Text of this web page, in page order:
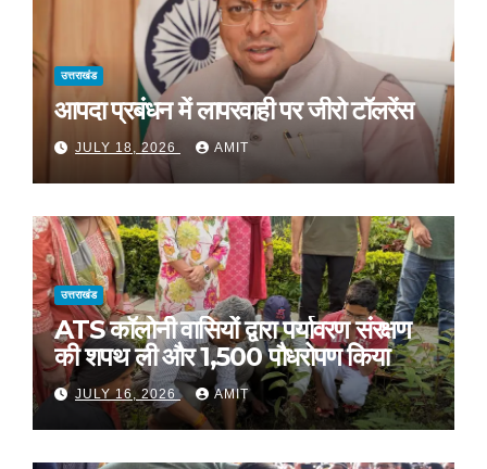
उत्तराखंड
आपदा प्रबंधन में लापरवाही पर जीरो टॉलरेंस
JULY 18, 2026 AMIT
उत्तराखंड
ATS कॉलोनी वासियों द्वारा पर्यावरण संरक्षण
की शपथ ली और 1,500 पौधरोपण किया
JULY 16, 2026 AMIT